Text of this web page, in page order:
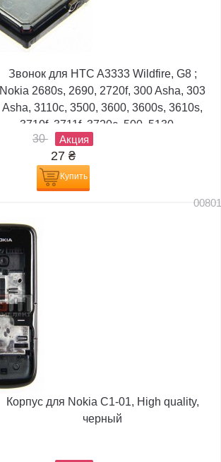
Звонок для HTC A3333 Wildfire, G8 ;
Nokia 2680s, 2690, 2720f, 300 Asha, 303
Asha, 3110c, 3500, 3600, 3600s, 3610s,
3710f, 3711f, 3720c, 500, 5130,...
30
Акция
27 ₴
Купить
Корпус для Nokia C1-01, High quality,
черный